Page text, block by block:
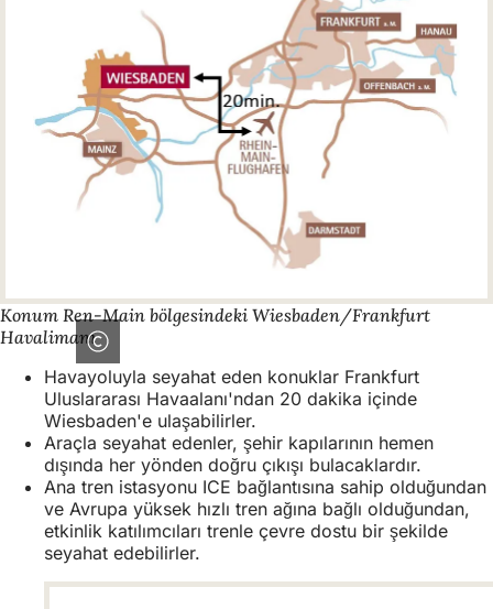
Konum Ren-Main bölgesindeki Wiesbaden/Frankfurt
Havalimanı
Havayoluyla seyahat eden konuklar Frankfurt
Uluslararası Havaalanı'ndan 20 dakika içinde
Wiesbaden'e ulaşabilirler.
Araçla seyahat edenler, şehir kapılarının hemen
dışında her yönden doğru çıkışı bulacaklardır.
Ana tren istasyonu ICE bağlantısına sahip olduğundan
ve Avrupa yüksek hızlı tren ağına bağlı olduğundan,
etkinlik katılımcıları trenle çevre dostu bir şekilde
seyahat edebilirler.